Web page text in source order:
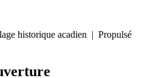
historique acadien | Propulsé